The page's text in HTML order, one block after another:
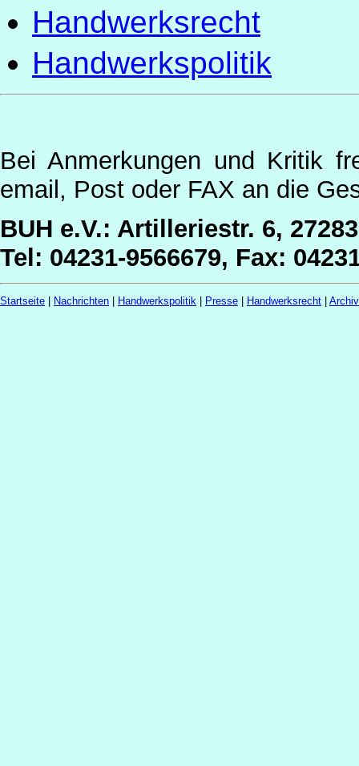
Handwerksrecht
Handwerkspolitik
Bei Anmerkungen und Kritik
email, Post oder FAX an die
BUH e.V.: Artilleriestr. 6,
Tel: 04231-9566679, Fax:
Startseite | Nachrichten | Handwerkspolitik | Presse | Handwerksrecht |